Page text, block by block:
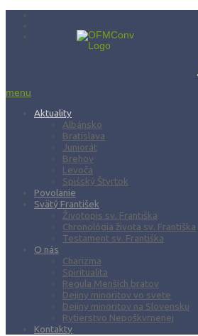
menu
Aktuality
Albánsko
Bratislava
Juniorát
Brehov
Levoča
Spišský Štvrtok
Povolanie
Svätý František
Životopis sv. Františka
Chronológia života sv. Františka
Testament sv. Františka
O nás
Charizma
Spiritualita
Regula Menších bratov
Dejiny minoritov vo svete
Dejiny minoritov na Slovensku
Rytierstvo Nepoškvrnenej
Kontakty